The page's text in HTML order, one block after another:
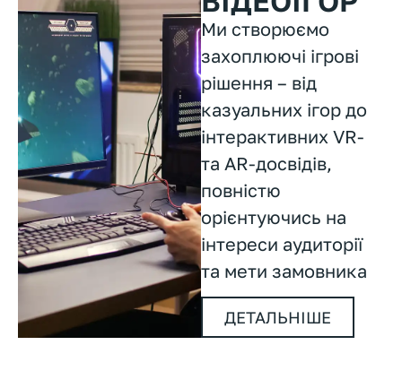
Ми створюємо
захоплюючі ігрові
рішення – від
казуальних ігор до
інтерактивних VR-
та AR-досвідів,
повністю
орієнтуючись на
інтереси аудиторії
та мети замовника
ДЕТАЛЬНІШЕ